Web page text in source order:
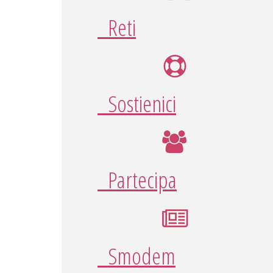
Reti
Sostienici
Partecipa
Smodem